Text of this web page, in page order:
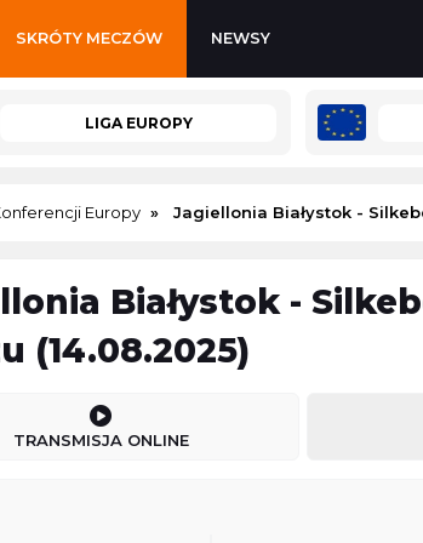
SKRÓTY MECZÓW NEWSY
LIGA EUROPY
Europy Jagiellonia Białystok -
Koszykówka 3x3
Białystok -
(14.08.2025)
TRANSMISJA ONLINE